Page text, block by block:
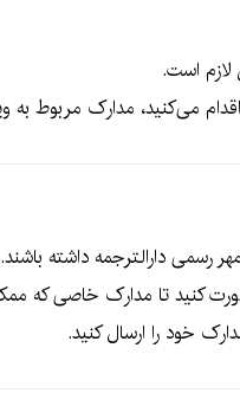
لازم است.
می‌کنید، مدارک مربوط به
رسمی دارالترجمه داشته باشند.
کنید تا مدارک خاصی
خود را ارسال کنید.